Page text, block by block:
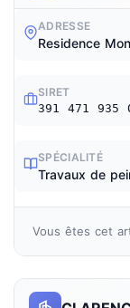
ADRESSE
Residence
SIRET
391 471 935
SPÉCIALITÉ
Travaux de
Vous êtes cet